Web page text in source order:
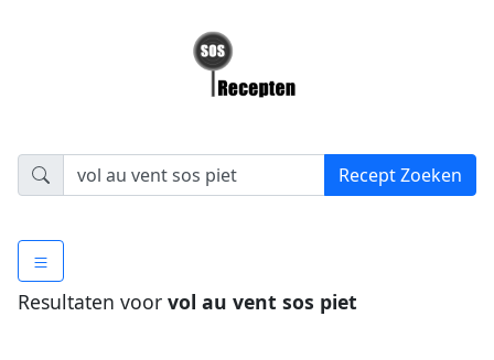
Resultaten voor vol au vent sos piet